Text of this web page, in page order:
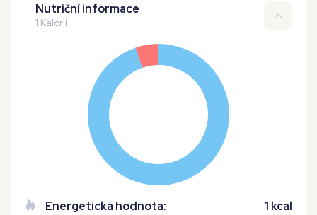
Nutriční informace
1 Kalorií
Energetická hodnota: 1 kcal